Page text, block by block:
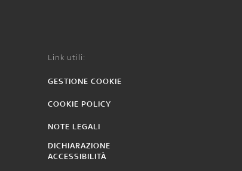
Link utili:
GESTIONE COOKIE
COOKIE POLICY
NOTE LEGALI
DICHIARAZIONE
ACCESSIBILITÀ